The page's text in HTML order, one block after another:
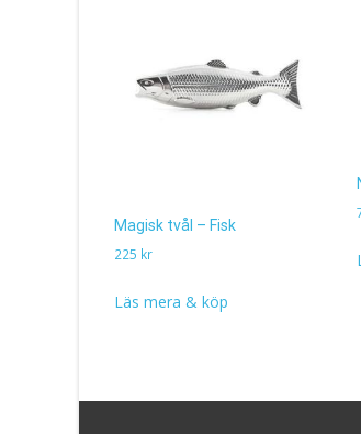
Magisk tvål – Fisk
225 kr
Läs mera & köp